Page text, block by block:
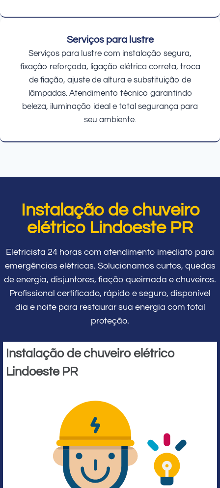
Serviços para lustre
Serviços para lustre com instalação segura,
fixação reforçada, ligação elétrica correta, troca
de fiação, ajuste de altura e substituição de
lâmpadas. Atendimento técnico garantindo
beleza, iluminação ideal e total segurança para
seu ambiente.
Instalação de chuveiro
elétrico Lindoeste PR
Eletricista 24 horas com atendimento imediato para
emergências elétricas. Solucionamos curtos, quedas
de energia, disjuntores, fiação queimada e chuveiros.
Profissional certificado, rápido e seguro, disponível
dia e noite para restaurar sua energia com total
proteção.
Instalação de chuveiro elétrico
Lindoeste PR